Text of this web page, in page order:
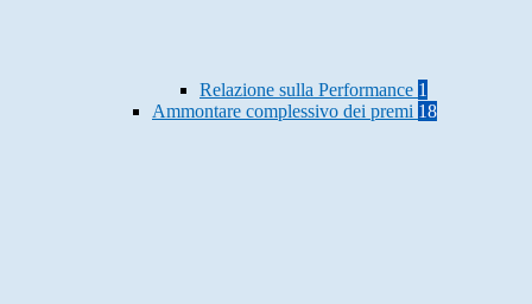
Relazione sulla Performance 1
Ammontare complessivo dei premi 18